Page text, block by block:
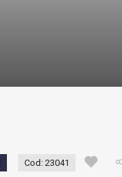
Cod: 23041